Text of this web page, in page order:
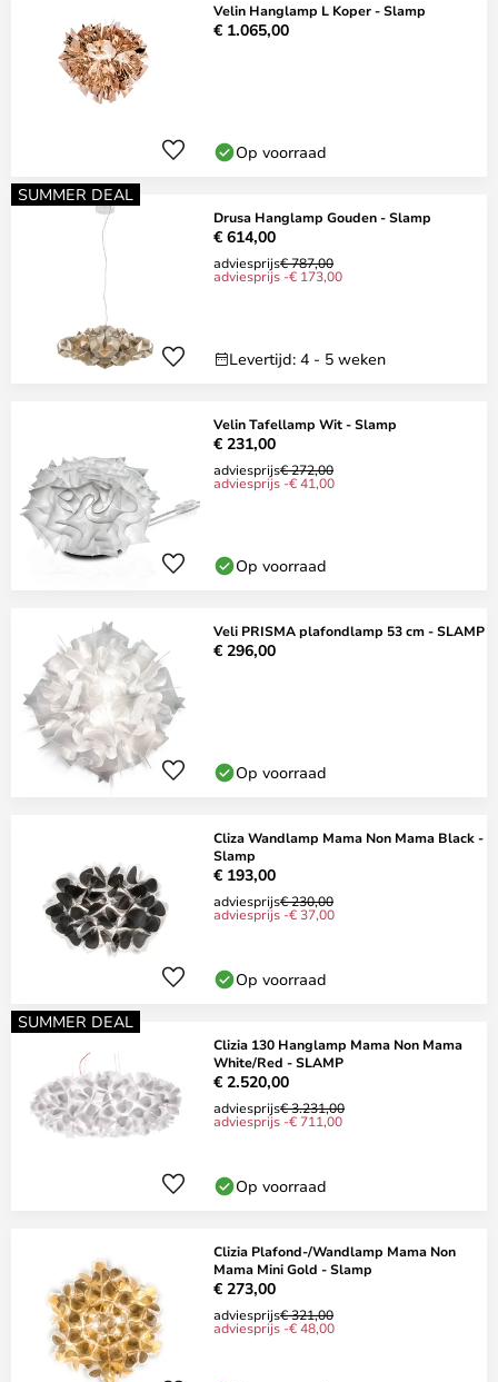
Velin Hanglamp L Koper - Slamp
€ 1.065,00
Op voorraad
SUMMER DEAL
Drusa Hanglamp Gouden - Slamp
€ 614,00
adviesprijs€ 787,00
adviesprijs -€ 173,00
Levertijd: 4 - 5 weken
Velin Tafellamp Wit - Slamp
€ 231,00
adviesprijs€ 272,00
adviesprijs -€ 41,00
Op voorraad
Veli PRISMA plafondlamp 53 cm - SLAMP
€ 296,00
Op voorraad
Cliza Wandlamp Mama Non Mama Black -
Slamp
€ 193,00
adviesprijs€ 230,00
adviesprijs -€ 37,00
Op voorraad
SUMMER DEAL
Clizia 130 Hanglamp Mama Non Mama
White/Red - SLAMP
€ 2.520,00
adviesprijs€ 3.231,00
adviesprijs -€ 711,00
Op voorraad
Clizia Plafond-/Wandlamp Mama Non
Mama Mini Gold - Slamp
€ 273,00
adviesprijs€ 321,00
adviesprijs -€ 48,00